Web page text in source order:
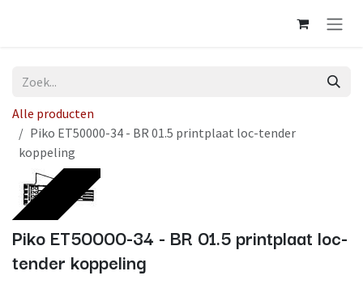
Alle producten
Piko ET50000-34 - BR 01.5 printplaat loc-tender
koppeling
Op voorraad
Piko ET50000-34 - BR 01.5 printplaat loc-
tender koppeling